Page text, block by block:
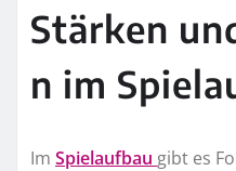
Stärken
n im
Im Spielaufbau gibt es